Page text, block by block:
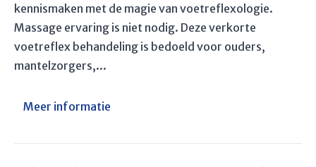
kennismaken met de magie van voetreflexologie.
Massage ervaring is niet nodig. Deze verkorte
voetreflex behandeling is bedoeld voor ouders,
mantelzorgers,...
Meer informatie